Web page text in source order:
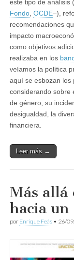
este tipo de análisis
Fondo OCDE‒),
recomendaciones
impacto
como objetivos
realizaba en los
veíamos la política
aquí se esbozan los
considerando sobre
de género, su
desigualdad, la
financiera.
Leer más →
Más allá
hacia un
por Enrique Feás • 26/